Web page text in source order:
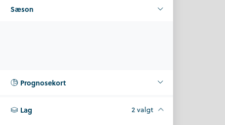
Sæson
Prognosekort
Lag 2 valgt